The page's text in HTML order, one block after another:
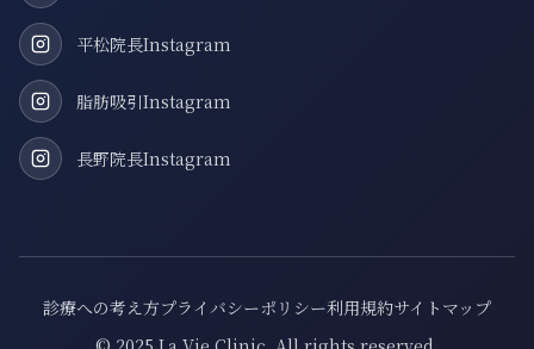
平松院長Instagram
脂肪吸引Instagram
長野院長Instagram
診療への考え方プライバシーポリシー利用規約サイトマップ